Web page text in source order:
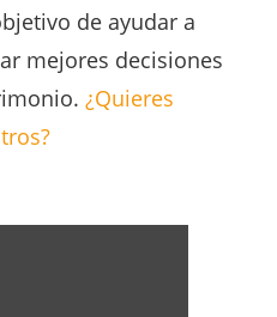
de ayudar a
mejores decisiones
¿Quieres